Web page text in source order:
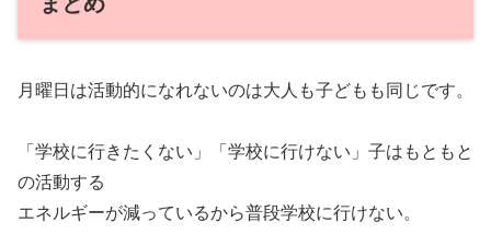
月曜日は活動的になれないのは大人も子どもも同じです。
「学校に行きたくない」「学校に行けない」子はもともと
の活動する
エネルギーが減っているから普段学校に行けない。